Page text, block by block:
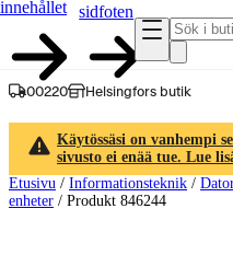
innehållet
sidfoten
00220 Helsingfors butik
Käytössäsi on vanhempi
sivusto ei enää tue. Lue
Etusivu / Informationsteknik /
enheter / Produkt 846244